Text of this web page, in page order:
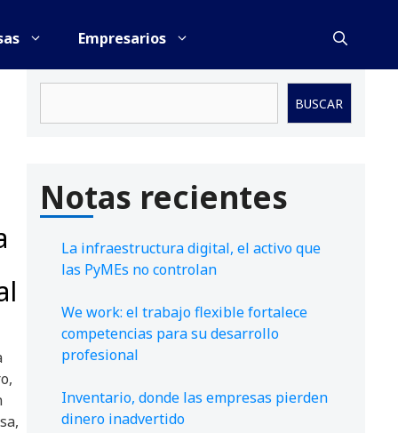
Empresarios
BUSCAR
Notas recientes
La infraestructura digital, el activo que
las PyMEs no controlan
We work: el trabajo flexible fortalece
competencias para su desarrollo
profesional
Inventario, donde las empresas pierden
dinero inadvertido